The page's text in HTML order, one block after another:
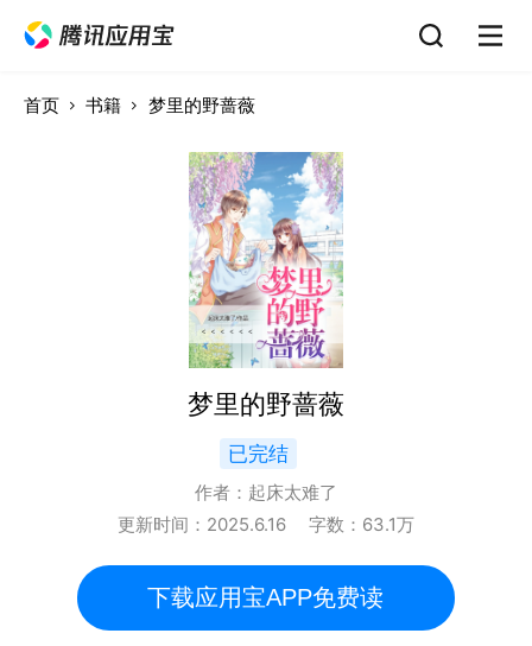
首页 书籍 梦里的野蔷薇
梦里的野蔷薇
已完结
作者： 起床太难了
更新时间： 2025.6.16 字数： 63.1万
下载应用宝APP免费读